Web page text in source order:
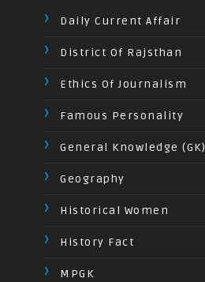
Daily Current Affair
District Of Rajsthan
Ethics Of Journalism
Famous Personality
General Knowledge (GK)
Geography
Historical Women
History Fact
MPGK